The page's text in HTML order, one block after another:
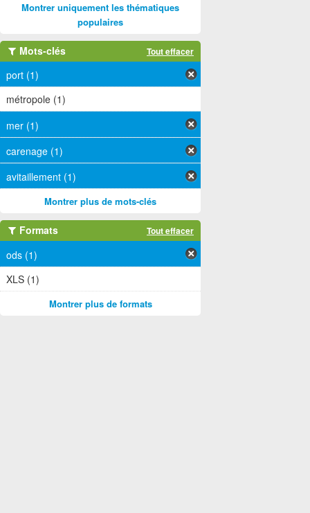
Montrer uniquement les thématiques
populaires
Mots-clés Tout effacer
port (1)
métropole (1)
mer (1)
carenage (1)
avitaillement (1)
Montrer plus de mots-clés
Formats Tout effacer
ods (1)
XLS (1)
Montrer plus de formats